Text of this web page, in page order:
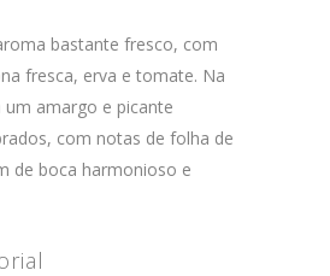
bastante fresco, com
fresca, erva e tomate. Na
um amargo e picante
com notas de folha de
de boca harmonioso e